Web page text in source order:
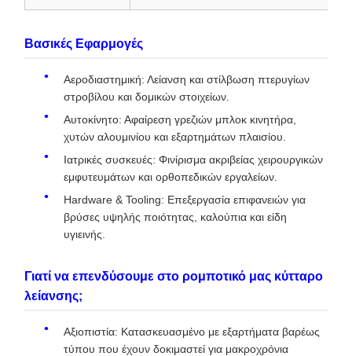
Βασικές Εφαρμογές
Αεροδιαστημική: Λείανση και στίλβωση πτερυγίων
στροβίλου και δομικών στοιχείων.
Αυτοκίνητο: Αφαίρεση γρεζιών μπλοκ κινητήρα,
χυτών αλουμινίου και εξαρτημάτων πλαισίου.
Ιατρικές συσκευές: Φινίρισμα ακριβείας χειρουργικών
εμφυτευμάτων και ορθοπεδικών εργαλείων.
Hardware & Tooling: Επεξεργασία επιφανειών για
βρύσες υψηλής ποιότητας, καλούπια και είδη
υγιεινής.
Γιατί να επενδύσουμε στο ρομποτικό μας κύτταρο
λείανσης;
Αξιοπιστία: Κατασκευασμένο με εξαρτήματα βαρέως
τύπου που έχουν δοκιμαστεί για μακροχρόνια